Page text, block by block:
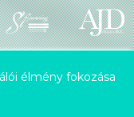
élmény fokozása